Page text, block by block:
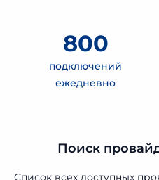
800
подключений
ежедневно
Поиск
Список всех доступных